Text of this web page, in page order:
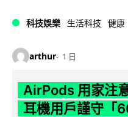
科技娛樂 生活科技 健康
arthur 1 日
AirPods 用家注
耳機用戶謹守「